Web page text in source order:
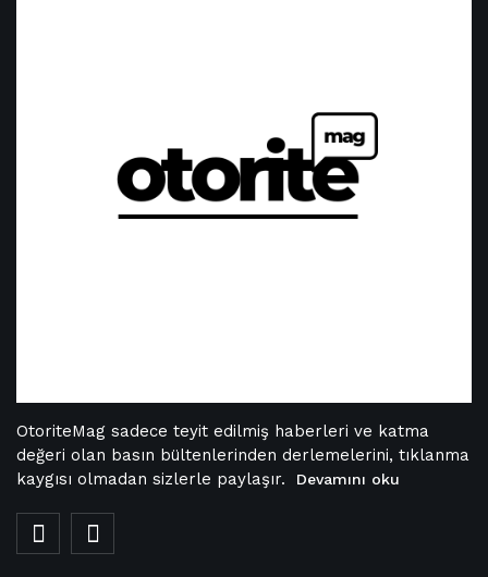
OtoriteMag sadece teyit edilmiş haberleri ve katma
değeri olan basın bültenlerinden derlemelerini, tıklanma
kaygısı olmadan sizlerle paylaşır.
Devamını oku